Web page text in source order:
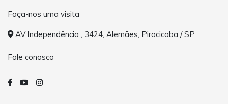
Faça-nos uma visita
AV Independência , 3424, Alemães, Piracicaba / SP
Fale conosco